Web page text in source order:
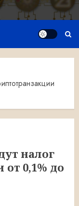
налог
0,1% до